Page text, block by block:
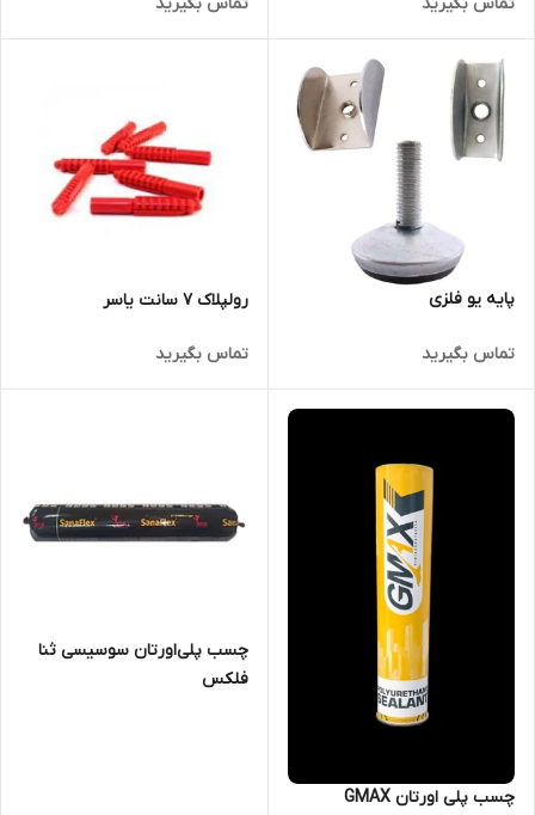
پایه یو فلزی
تماس بگیرید
رولپلاک 7 سانت یاسر
تماس بگیرید
چسب پلی اورتان GMAX
چسب پلی‌اورتان سوسیسی ثنا
فلکس